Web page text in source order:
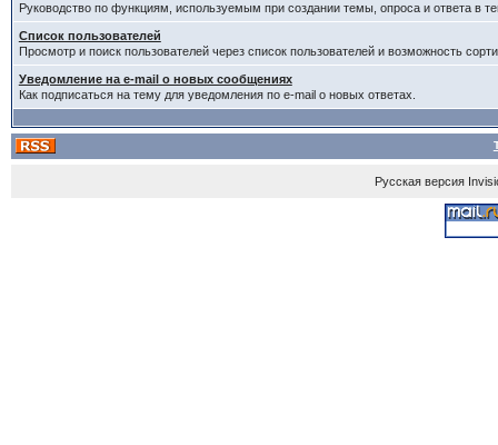
Руководство по функциям, используемым при создании темы, опроса и ответа в
Список пользователей
Просмотр и поиск пользователей через список пользователей и возможность
Уведомление на e-mail о новых сообщениях
Как подписаться на тему для уведомления по e-mail о новых ответах.
Русская версия